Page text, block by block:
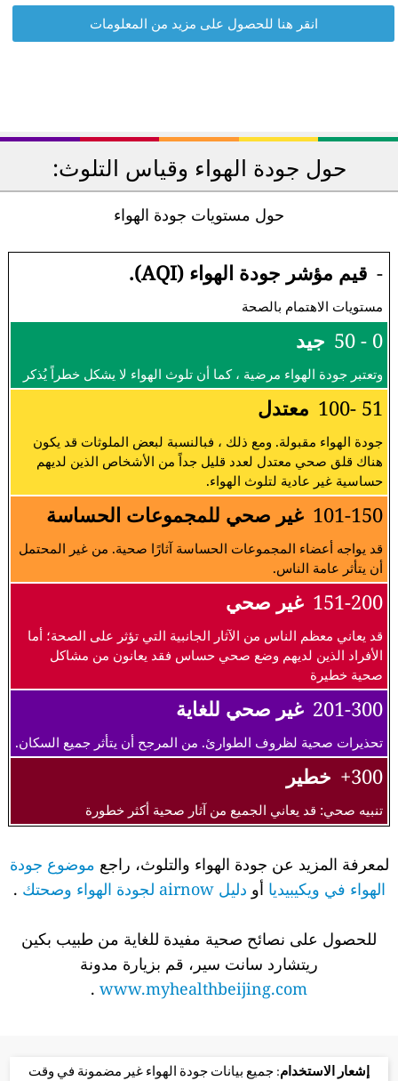
انقر هنا للحصول على مزيد من المعلومات
حول جودة الهواء وقياس التلوث:
حول مستويات جودة الهواء
- قيم مؤشر جودة الهواء (AQI).
مستويات الاهتمام بالصحة
0 - 50 جيد
وتعتبر جودة الهواء مرضية ، كما أن تلوث الهواء لا يشكل خطراً يُذكر
51 -100 معتدل
جودة الهواء مقبولة. ومع ذلك ، فبالنسبة لبعض الملوثات قد يكون
هناك قلق صحي معتدل لعدد قليل جداً من الأشخاص الذين لديهم
حساسية غير عادية لتلوث الهواء.
101-150 غير صحي للمجموعات الحساسة
قد يواجه أعضاء المجموعات الحساسة آثارًا صحية. من غير المحتمل
أن يتأثر عامة الناس.
151-200 غير صحي
قد يعاني معظم الناس من الآثار الجانبية التي تؤثر على الصحة؛ أما
الأفراد الذين لديهم وضع صحي حساس فقد يعانون من مشاكل
صحية خطيرة
201-300 غير صحي للغاية
تحذيرات صحية لظروف الطوارئ. من المرجح أن يتأثر جميع السكان.
300+ خطير
تنبيه صحي: قد يعاني الجميع من آثار صحية أكثر خطورة
لمعرفة المزيد عن جودة الهواء والتلوث، راجع موضوع جودة
الهواء في ويكيبيديا أو دليل airnow لجودة الهواء وصحتك .
للحصول على نصائح صحية مفيدة للغاية من طبيب بكين
ريتشارد سانت سير، قم بزيارة مدونة
www.myhealthbeijing.com
.
إشعار الاستخدام: جميع بيانات جودة الهواء غير مضمونة في وقت